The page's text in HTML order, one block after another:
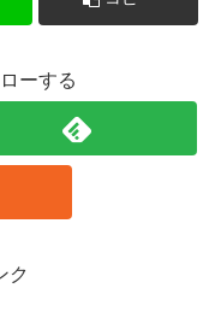
ーする
ク